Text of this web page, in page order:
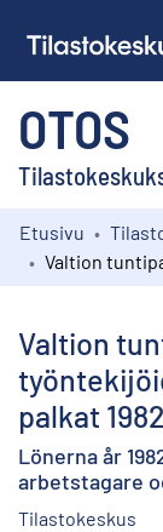
OTOS
Kokoelmat
Etusivu
Valtion
palkat
Lönerna år
arbetstagare
Tilastokeskus